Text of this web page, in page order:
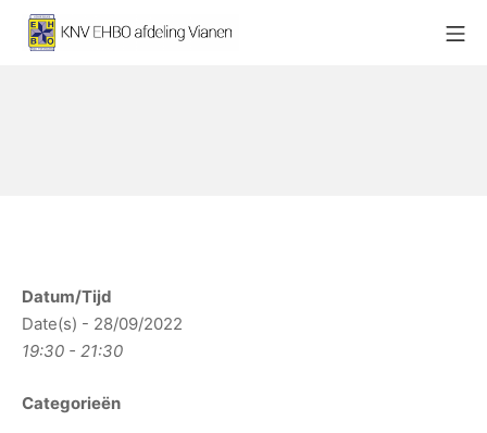
naar
Datum/Tijd
Date(s) - 28/09/2022
19:30 - 21:30
Categorieën